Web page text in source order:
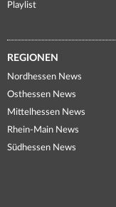
Playlist
REGIONEN
Nordhessen News
Osthessen News
Mittelhessen News
Rhein-Main News
Südhessen News